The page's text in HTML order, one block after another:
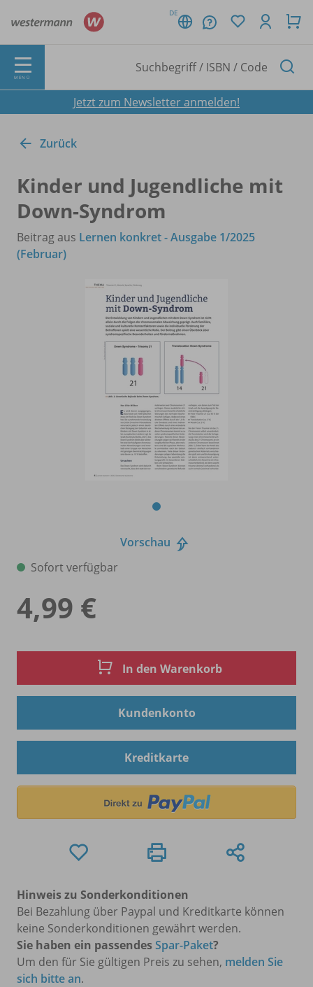
DE
MENÜ
Jetzt zum Newsletter anmelden!
Zurück
Kinder und Jugendliche mit
Down-Syndrom
Beitrag aus Lernen konkret - Ausgabe 1/2025
(Februar)
Vorschau
Sofort verfügbar
4,99 €
In den Warenkorb
Kundenkonto
Kreditkarte
Hinweis zu Sonderkonditionen
Bei Bezahlung über Paypal und Kreditkarte können
keine Sonderkonditionen gewährt werden.
Sie haben ein passendesSpar-Paket?
Um den für Sie gültigen Preis zu sehen, melden Sie
sich bitte an.